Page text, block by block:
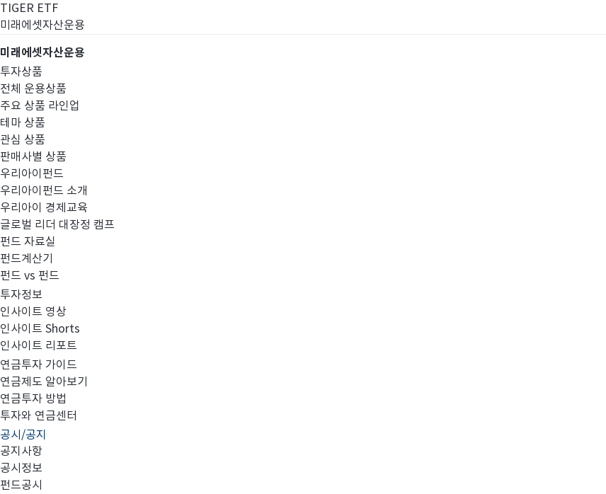
TIGER ETF
미래에셋자산운용
미래에셋자산운용
투자상품
전체 운용상품
주요 상품 라인업
테마 상품
관심 상품
판매사별 상품
우리아이펀드
우리아이펀드 소개
우리아이 경제교육
글로벌 리더 대장정 캠프
펀드 자료실
펀드계산기
펀드 vs 펀드
투자정보
인사이트 영상
인사이트 Shorts
인사이트 리포트
연금투자 가이드
연금제도 알아보기
연금투자 방법
투자와 연금센터
공시/공지
공지사항
공시정보
펀드공시
펀드공시
소규모펀드 공시의 건(2020년 7월)
[자본시장과 금융투자업에 관한 법률 제89조 및 동법 시행령 제93조] 에 따라 다음과 같이 공시합니다.